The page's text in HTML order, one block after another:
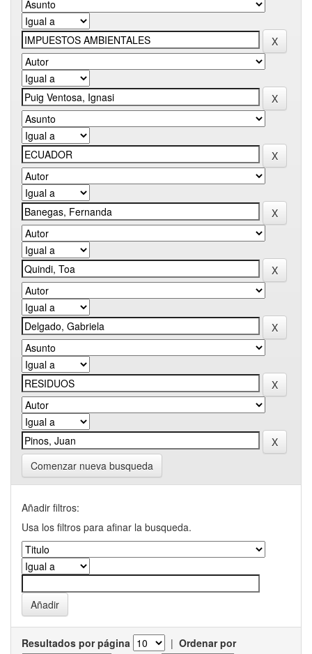
Comenzar nueva busqueda
Añadir filtros:
Usa los filtros para afinar la busqueda.
Resultados por página | Ordenar por